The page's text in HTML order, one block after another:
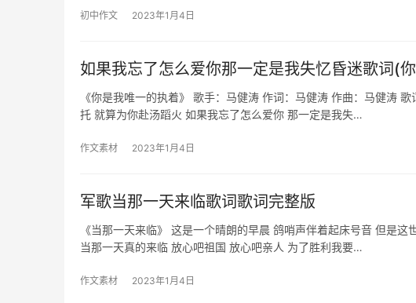
初中作文 2023年1月4日
如果我忘了怎么爱你那一定是我失忆昏迷歌词(
《你是我唯一的执着》 歌手：马健涛 作词：马健涛 作曲：马健涛
托 就算为你赴汤蹈火 如果我忘了怎么爱你 那一定是我失…
作文素材 2023年1月4日
军歌当那一天来临歌词歌词完整版
《当那一天来临》 这是一个晴朗的早晨 鸽哨声伴着起床号音 但是
当那一天真的来临 放心吧祖国 放心吧亲人 为了胜利我要…
作文素材 2023年1月4日